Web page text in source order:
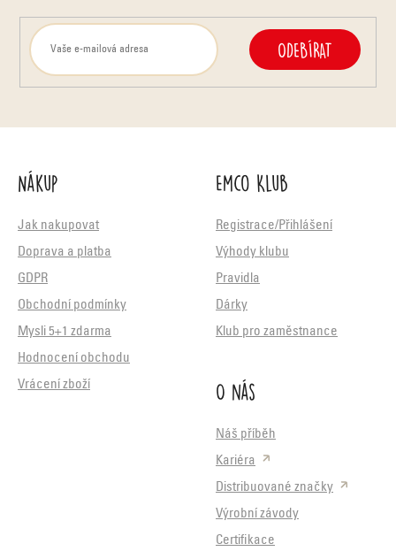
ODEBÍRAT
Nákup
Jak nakupovat
Doprava a platba
GDPR
Obchodní podmínky
Mysli 5+1 zdarma
Hodnocení obchodu
Vrácení zboží
Emco Klub
Registrace/Přihlášení
Výhody klubu
Pravidla
Dárky
Klub pro zaměstnance
O nás
Náš příběh
Kariéra
Distribuované značky
Výrobní závody
Certifikace